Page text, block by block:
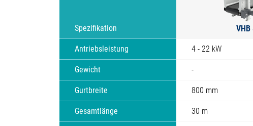
Spezifikation VHB
Antriebsleistung 4 - 22 kW
Gewicht -
Gurtbreite 800 mm
Gesamtlänge 30 m